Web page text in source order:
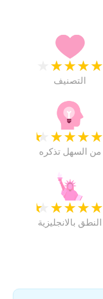
★
★
★
★
التصنيف
★
★
★
★
★
من السهل تذكره
★
★
★
★
★
النطق بالانجليزية